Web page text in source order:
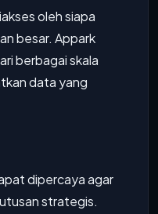
oleh siapa
besar. Appark
berbagai skala
data yang
dipercaya agar
strategis.